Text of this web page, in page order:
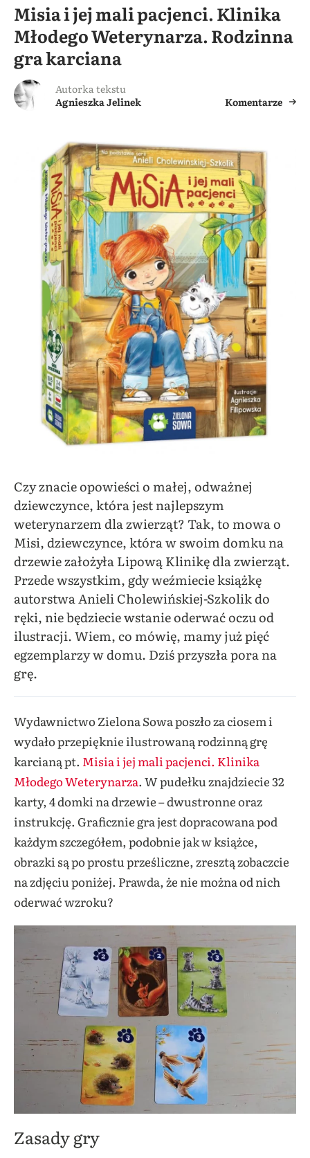
Misia i jej mali pacjenci. Klinika
Młodego Weterynarza. Rodzinna
gra karciana
Autorka tekstu
Agnieszka Jelinek
Komentarze
Czy znacie opowieści o małej, odważnej
dziewczynce, która jest najlepszym
weterynarzem dla zwierząt? Tak, to mowa o
Misi, dziewczynce, która w swoim domku na
drzewie założyła Lipową Klinikę dla zwierząt.
Przede wszystkim, gdy weźmiecie książkę
autorstwa Anieli Cholewińskiej-Szkolik do
ręki, nie będziecie wstanie oderwać oczu od
ilustracji. Wiem, co mówię, mamy już pięć
egzemplarzy w domu. Dziś przyszła pora na
grę.
Wydawnictwo Zielona Sowa poszło za ciosem i
wydało przepięknie ilustrowaną rodzinną grę
karcianą pt. Misia i jej mali pacjenci. Klinika
Młodego Weterynarza. W pudełku znajdziecie 32
karty, 4 domki na drzewie – dwustronne oraz
instrukcję. Graficznie gra jest dopracowana pod
każdym szczegółem, podobnie jak w książce,
obrazki są po prostu prześliczne, zresztą zobaczcie
na zdjęciu poniżej. Prawda, że nie można od nich
oderwać wzroku?
Zasady gry